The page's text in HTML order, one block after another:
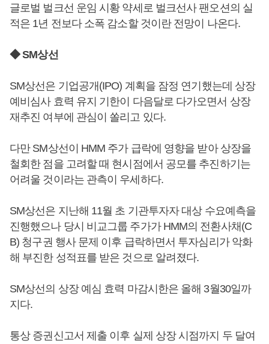
글로벌 벌크선 운임 시황 약세로 벌크선사 팬오션의 실
적은 1년 전보다 소폭 감소할 것이란 전망이 나온다.
◆ SM상선
SM상선은 기업공개(IPO) 계획을 잠정 연기했는데 상장
예비심사 효력 유지 기한이 다음달로 다가오면서 상장
재추진 여부에 관심이 쏠리고 있다.
다만 SM상선이 HMM 주가 급락에 영향을 받아 상장을
철회한 점을 고려할 때 현시점에서 공모를 추진하기는
어려울 것이라는 관측이 우세하다.
SM상선은 지난해 11월 초 기관투자자 대상 수요예측을
진행했으나 당시 비교그룹 주가가 HMM의 전환사채(C
B) 청구권 행사 문제 이후 급락하면서 투자심리가 악화
해 부진한 성적표를 받은 것으로 알려졌다.
SM상선의 상장 예심 효력 마감시한은 올해 3월30일까
지다.
통상 증권신고서 제출 이후 실제 상장 시점까지 두 달여